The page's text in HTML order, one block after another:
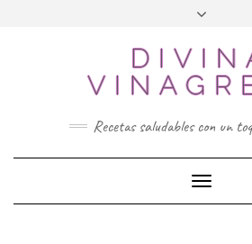
Recetas saludables con un
Toggle